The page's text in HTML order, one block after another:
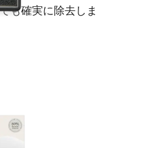
も確実に除去しま